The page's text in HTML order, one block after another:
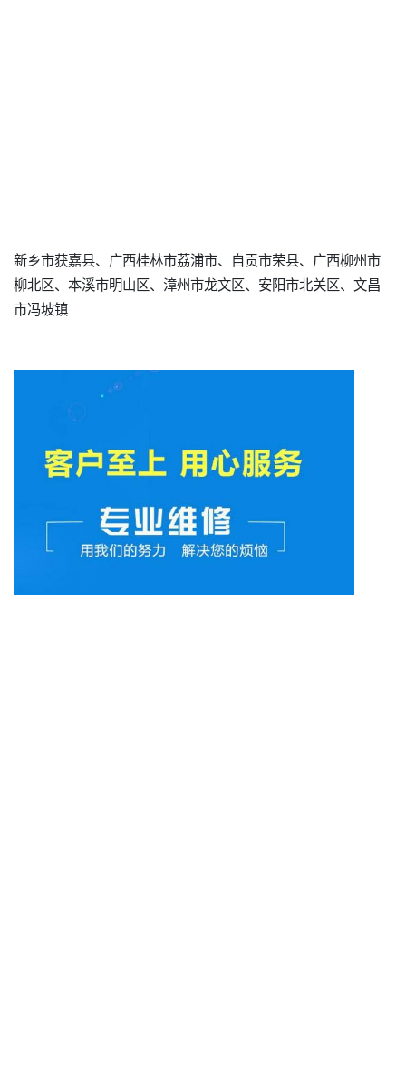
新乡市获嘉县、广西桂林市荔浦市、自贡市荣县、广西柳州市
柳北区、本溪市明山区、漳州市龙文区、安阳市北关区、文昌
市冯坡镇